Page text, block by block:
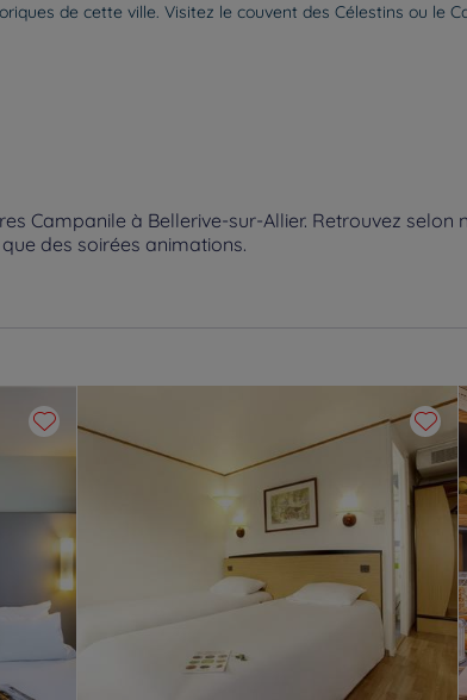
de cette ville. Visitez le couvent des Célestins ou le
Campanile à Bellerive-sur-Allier. Retrouvez
des soirées animations.